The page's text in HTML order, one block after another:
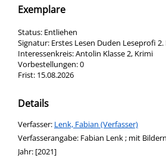
Exemplare
Status: Entliehen
Signatur: Erstes Lesen Duden Leseprofi 2.
Interessenkreis:Antolin Klasse 2, Krimi
Vorbestellungen:0
Frist: 15.08.2026
Details
Verfasser: Suche nach diesem Verfasser
Lenk, Fabian (Verfasser)
Verfasserangabe: Fabian Lenk ; mit
Jahr: [2021]